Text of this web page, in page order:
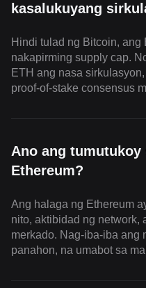
kasalukuyang
Hindi tulad ng Bitcoin, ang
nakapirming supply cap.
ETH ang nasa
proof-of-stake consensus
Ano ang tumutukoy
Ethereum?
Ang halaga ng Ethereum
nito, aktibidad ng network,
merkado. Nag-iba-iba ang
panahon, na umabot sa